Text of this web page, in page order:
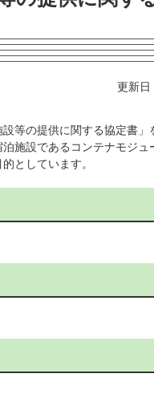
更新
等の提供に関する協定書」
施設であるコンテナモジュ
としています。